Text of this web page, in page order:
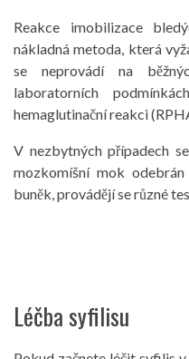
Reakce imobilizace
nákladná metoda, která
se neprovádí na
laboratorních
hemaglutinační reakci
V nezbytných případech
mozkomíšní mok
buněk, provádějí se různé
Léčba syfilisu